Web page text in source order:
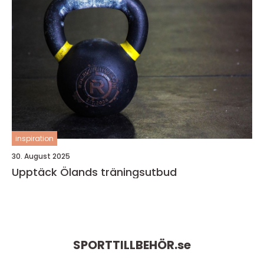
inspiration
30. August 2025
Upptäck Ölands träningsutbud
SPORTTILLBEHÖR.se